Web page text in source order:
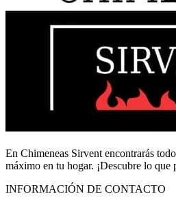
En Chimeneas Sirvent encontrarás
máximo en tu hogar. ¡Descubre lo que
INFORMACIÓN DE CONTACTO